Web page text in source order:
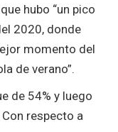
hubo “un pico
2020, donde
momento del
de verano”.
de 54% y luego
respecto a